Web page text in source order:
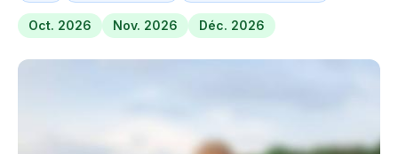
Oct. 2026 Nov. 2026 Déc. 2026